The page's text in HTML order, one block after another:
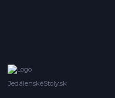
JedálenskéStoly.sk